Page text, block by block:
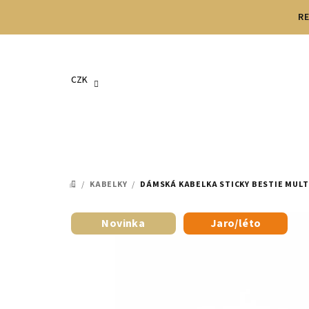
CZK
DOMŮ
/ KABELKY / DÁMSKÁ KABELKA STICKY BESTIE
Novinka Jaro/léto